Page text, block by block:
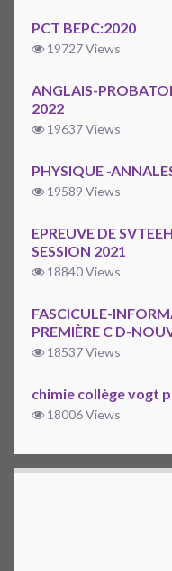
PCT BEPC:2020
19727 Views
ANGLAIS-
2022
19637 Views
PHYSIQUE -
19589 Views
EPREUVE DE
SESSION 2021
18840 Views
FASCICULE-
PREMIÈRE C D-
18537 Views
chimie collège vogt
18006 Views